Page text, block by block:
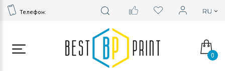
Телефон:
0